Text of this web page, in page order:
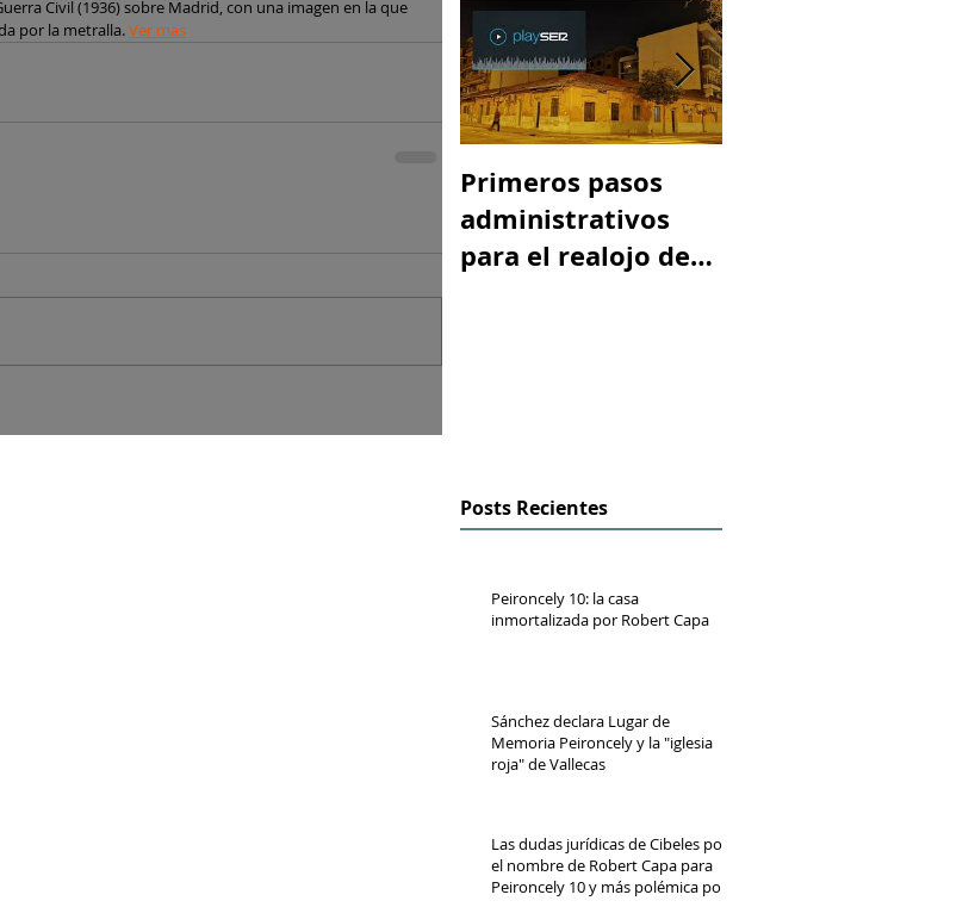
Civil (1936) sobre Madrid, con una imagen en la que
por la metralla. Ver mas
Primeros pasos
administrativos
para el realojo de
Posts Recientes
Peironcely 10: la casa
inmortalizada por Robert Capa
Sánchez declara Lugar de
Memoria Peironcely y la "iglesia
roja" de Vallecas
Las dudas jurídicas de Cibeles por
el nombre de Robert Capa para
Peironcely 10 y más polémica por